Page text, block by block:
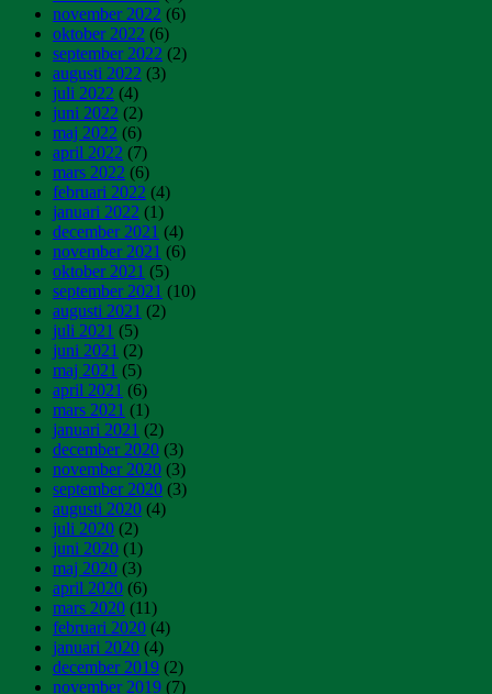
november 2022 (6)
oktober 2022 (6)
september 2022 (2)
augusti 2022 (3)
juli 2022 (4)
juni 2022 (2)
maj 2022 (6)
april 2022 (7)
mars 2022 (6)
februari 2022 (4)
januari 2022 (1)
december 2021 (4)
november 2021 (6)
oktober 2021 (5)
september 2021 (10)
augusti 2021 (2)
juli 2021 (5)
juni 2021 (2)
maj 2021 (5)
april 2021 (6)
mars 2021 (1)
januari 2021 (2)
december 2020 (3)
november 2020 (3)
september 2020 (3)
augusti 2020 (4)
juli 2020 (2)
juni 2020 (1)
maj 2020 (3)
april 2020 (6)
mars 2020 (11)
februari 2020 (4)
januari 2020 (4)
december 2019 (2)
november 2019 (7)